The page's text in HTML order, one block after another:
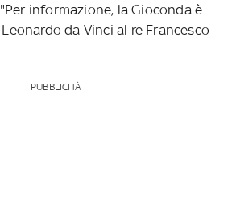
informazione, la Gioconda è
da Vinci al re Francesco
PUBBLICITÀ